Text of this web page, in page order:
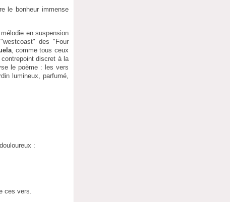
le bonheur immense
en suspension
des "Four
, comme tous ceux
contrepoint discret à la
le poème : les vers
lumineux, parfumé,
:
ces vers.